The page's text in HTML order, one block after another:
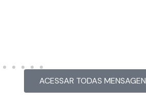
ACESSAR TODAS